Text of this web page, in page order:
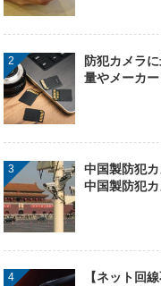
防犯カメラ
量やメーカ
中国製防犯
中国製防犯
【ネット回